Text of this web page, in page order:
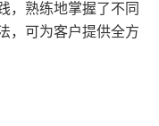
，熟练地掌握了不同
，可为客户提供全方